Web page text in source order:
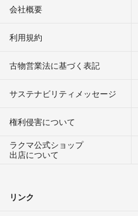
会社概要
利用規約
古物営業法に基づく表記
サステナビリティメッセージ
権利侵害について
ラクマ公式ショップ
出店について
リンク